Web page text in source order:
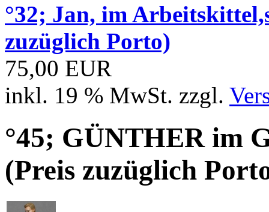
°32; Jan, im
zuzüglich Porto)
75,00 EUR
inkl. 19 % MwSt. zzgl.
°45; GÜNTHER im
(Preis zuzüglich